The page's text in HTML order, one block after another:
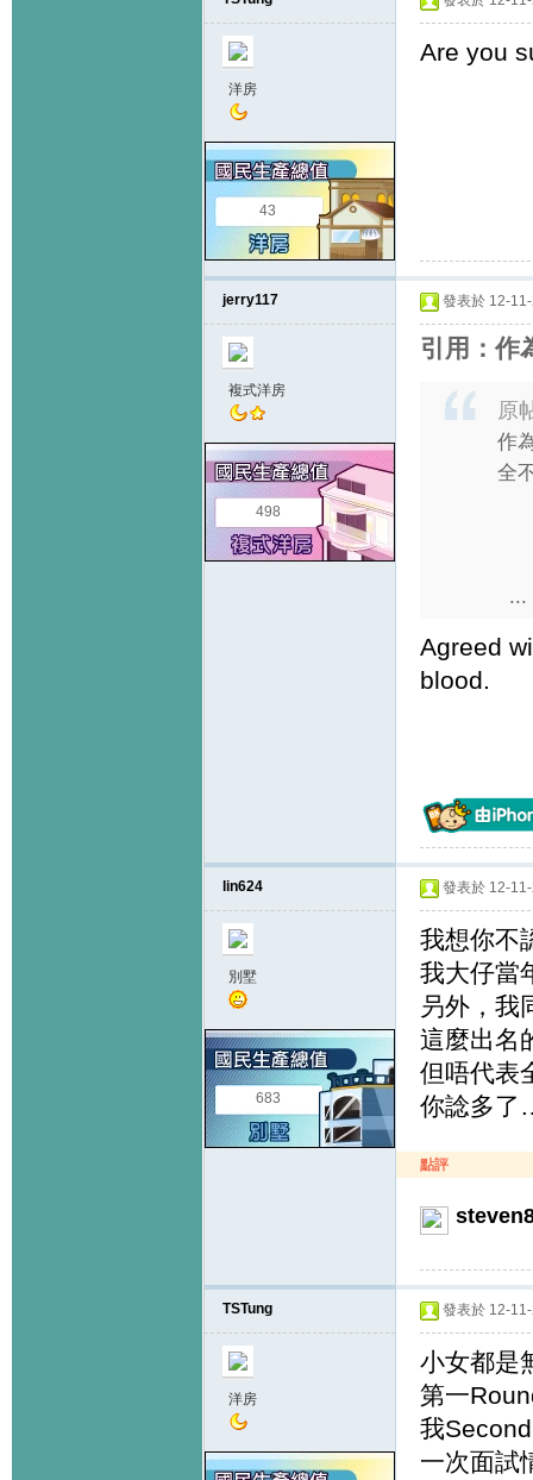
洋房
43
Are you
jerry117
複式洋房
498
發表於 12-
引用：作
原
作
全
...
Agreed
blood.
lin624
別墅
683
發表於 12-
我想你不
我大仔當
叧外，我
這麼出名
但唔代表
你諗多
點評
TSTung
洋房
發表於 12-
小女都是
第一
我
一次面試